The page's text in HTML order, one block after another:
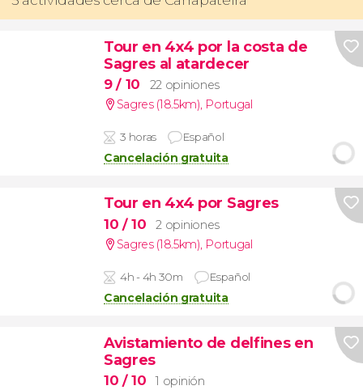
Tour en 4x4 por la costa de
Sagres al atardecer
9/ 10
22 opiniones
Sagres (18.5km), Portugal
3 horas Español
Cancelación gratuita
Tour en 4x4 por Sagres
10 / 10
2 opiniones
Sagres (18.5km), Portugal
4h - 4h 30m Español
Cancelación gratuita
Avistamiento de delfines en
Sagres
10 / 10
1 opinión